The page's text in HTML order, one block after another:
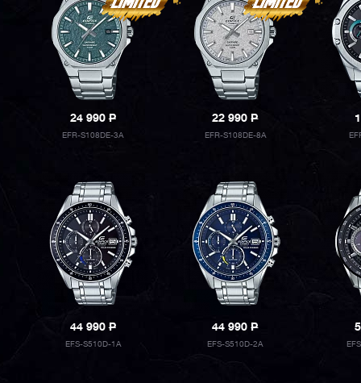
24 990P
EFR-S108DE-3A
22 990P
EFR-S108DE-8A
44 990P
EFS-S510D-1A
44 990P
EFS-S510D-2A